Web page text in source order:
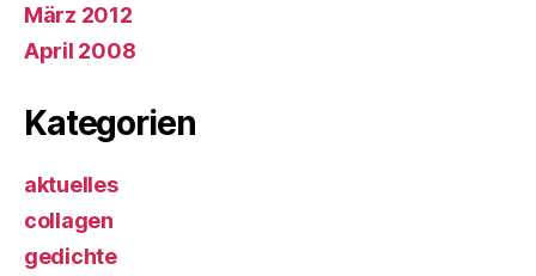
März 2012
April 2008
Kategorien
aktuelles
collagen
gedichte